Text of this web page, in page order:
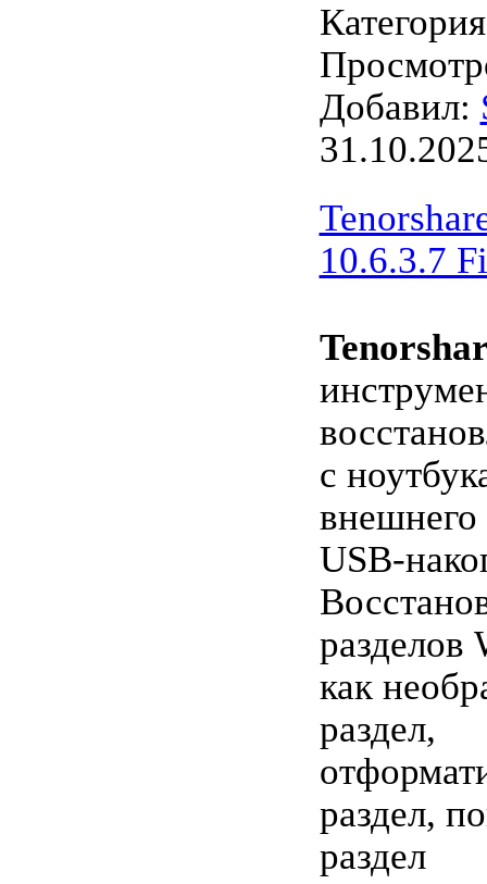
Добавил:
10.6.3.7
с
внешнего
USB-
разделов
как
раздел,
раздел,
раздел